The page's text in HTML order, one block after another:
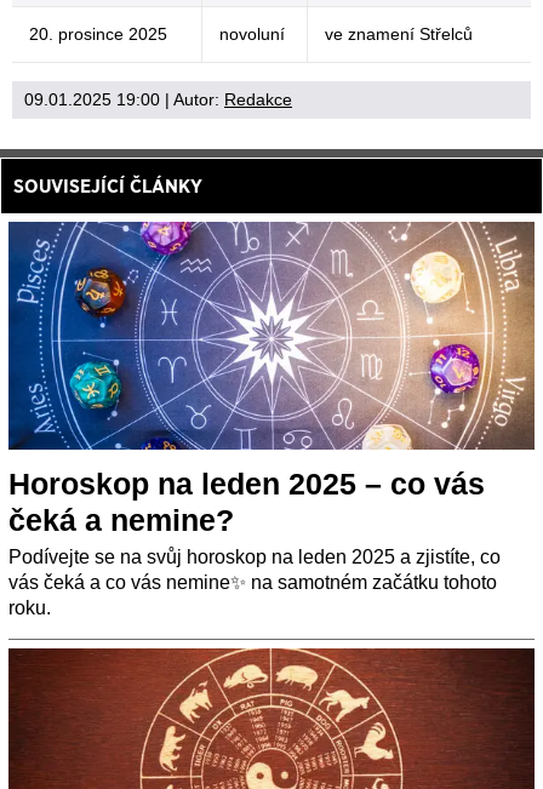
20. prosince 2025 novoluní ve znamení Střelců
09.01.2025 19:00 | Autor: Redakce
SOUVISEJÍCÍ ČLÁNKY
Horoskop na leden 2025 – co vás
čeká a nemine?
Podívejte se na svůj horoskop na leden 2025 a zjistíte, co
vás čeká a co vás nemine✨ na samotném začátku tohoto
roku.